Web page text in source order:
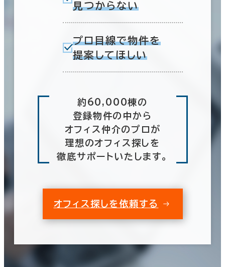
見つからない
プロ目線で物件を
提案してほしい
約60,000棟の
登録物件の中から
オフィス仲介のプロが
理想のオフィス探しを
徹底サポートいたします。
オフィス探しを依頼する